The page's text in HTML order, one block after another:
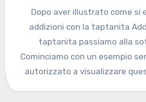
Dopo aver illustrato come si
addizioni con la taptanita
taptanita passiamo alla
Cominciamo con un esempio
autorizzato a visualizzare